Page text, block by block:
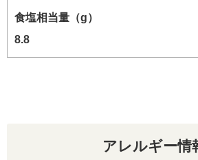
食塩相当量（g）
8.8
アレルギー情